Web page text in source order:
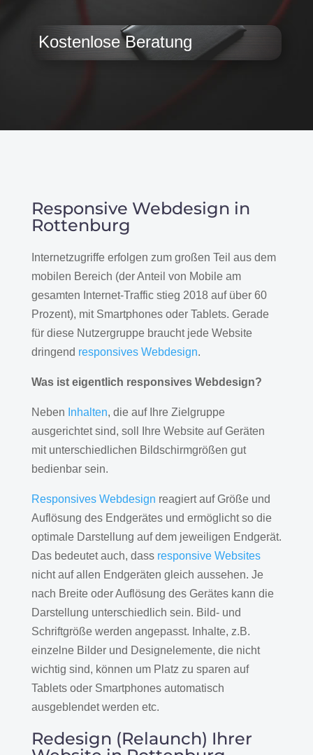
Kostenlose Beratung
Responsive Webdesign in
Rottenburg
Internetzugriffe erfolgen zum großen Teil aus dem
mobilen Bereich (der Anteil von Mobile am
gesamten Internet-Traffic stieg 2018 auf über 60
Prozent), mit Smartphones oder Tablets. Gerade
für diese Nutzergruppe braucht jede Website
dringend responsives Webdesign.
Was ist eigentlich responsives Webdesign?
Neben Inhalten, die auf Ihre Zielgruppe
ausgerichtet sind, soll Ihre Website auf Geräten
mit unterschiedlichen Bildschirmgrößen gut
bedienbar sein.
Responsives Webdesign reagiert auf Größe und
Auflösung des Endgerätes und ermöglicht so die
optimale Darstellung auf dem jeweiligen Endgerät.
Das bedeutet auch, dass responsive Websites
nicht auf allen Endgeräten gleich aussehen. Je
nach Breite oder Auflösung des Gerätes kann die
Darstellung unterschiedlich sein. Bild- und
Schriftgröße werden angepasst. Inhalte, z.B.
einzelne Bilder und Designelemente, die nicht
wichtig sind, können um Platz zu sparen auf
Tablets oder Smartphones automatisch
ausgeblendet werden etc.
Redesign (Relaunch) Ihrer